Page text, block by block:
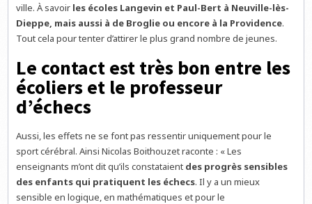
ville. À savoir les écoles Langevin et Paul-Bert à Neuville-lès-
Dieppe, mais aussi à de Broglie ou encore à la Providence.
Tout cela pour tenter d’attirer le plus grand nombre de jeunes.
Le contact est très bon entre les
écoliers et le professeur
d’échecs
Aussi, les effets ne se font pas ressentir uniquement pour le
sport cérébral. Ainsi Nicolas Boithouzet raconte : « Les
enseignants m’ont dit qu’ils constataient des progrès sensibles
des enfants qui pratiquent les échecs. Il y a un mieux
sensible en logique, en mathématiques et pour le